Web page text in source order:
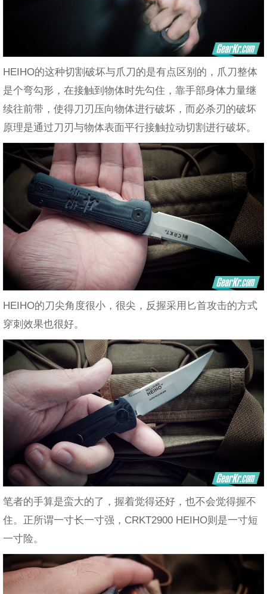
HEIHO的这种切割破坏与爪刀的是有点区别的，爪刀整体
是个弯勾形，在接触到物体时先勾住，靠手部身体力量继
续往前带，使得刀刃压向物体进行破坏，而必杀刃的破坏
原理是通过刀刃与物体表面平行接触拉动切割进行破坏。
HEIHO的刀尖角度很小，很尖，反握采用匕首攻击的方式
穿刺效果也很好。
笔者的手算是蛮大的了，握着觉得还好，也不会觉得握不
住。正所谓一寸长一寸强，CRKT2900 HEIHO则是一寸短
一寸险。